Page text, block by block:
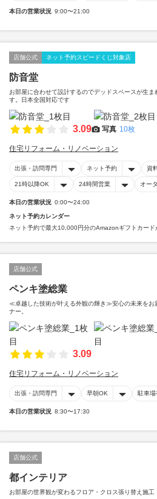
本日の営業状況 9:00〜21:00
店舗公式 ネット予約スピードくじ対象店
防音堂
お部屋に合わせて設計するのでデッドスペースが生
す。日本全国対応です
3.09 写真 10枚
住宅リフォーム・リノベーション
出張・訪問専門 ネット予約 資
21時以降OK 24時間営業 オー
本日の営業状況 0:00〜24:00
ネット予約カレンダー
ネット予約で最大10,000円分のAmazonギフトカード
店舗公式
ペンキ塗総業
≪卓越した技術が叶える外観の輝き≫安心の未来をお
ナー。
3.09
住宅リフォーム・リノベーション
出張・訪問専門 早朝OK 駐車場
本日の営業状況 8:30〜17:30
店舗公式
都インテリア
お部屋の世界観が変わるフロア・クロス張り替え施